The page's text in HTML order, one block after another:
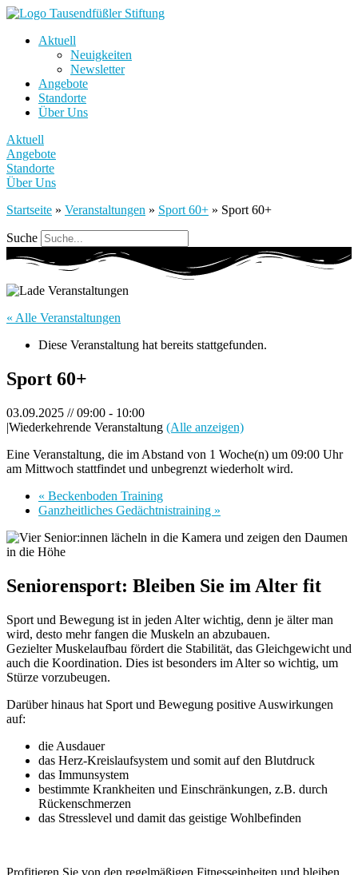
Aktuell
Neuigkeiten
Newsletter
Angebote
Standorte
Über Uns
Aktuell
Angebote
Standorte
Über Uns
Startseite » Veranstaltungen » Sport 60+ » Sport 60+
Suche
« Alle Veranstaltungen
Diese Veranstaltung hat bereits stattgefunden.
Sport 60+
03.09.2025 // 09:00 - 10:00
|Wiederkehrende Veranstaltung (Alle anzeigen)
Eine Veranstaltung, die im Abstand von 1 Woche(n) um 09:00 Uhr
am Mittwoch stattfindet und unbegrenzt wiederholt wird.
« Beckenboden Training
Ganzheitliches Gedächtnistraining »
Seniorensport: Bleiben Sie im Alter fit
Sport und Bewegung ist in jeden Alter wichtig, denn je älter man
wird, desto mehr fangen die Muskeln an abzubauen.
Gezielter Muskelaufbau fördert die Stabilität, das Gleichgewicht und
auch die Koordination. Dies ist besonders im Alter so wichtig, um
Stürze vorzubeugen.
Darüber hinaus hat Sport und Bewegung positive Auswirkungen
auf:
die Ausdauer
das Herz-Kreislaufsystem und somit auf den Blutdruck
das Immunsystem
bestimmte Krankheiten und Einschränkungen, z.B. durch
Rückenschmerzen
das Stresslevel und damit das geistige Wohlbefinden
Profitieren Sie von den regelmäßigen Fitnesseinheiten und bleiben